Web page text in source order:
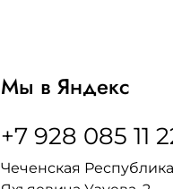
Мы в Яндекс
+7 928 085 11
Чеченская